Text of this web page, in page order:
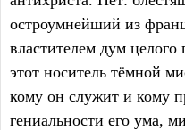
остроумнейший из
властителем дум
этот носитель тёмной
кому он служит и кому
гениальности его ума,